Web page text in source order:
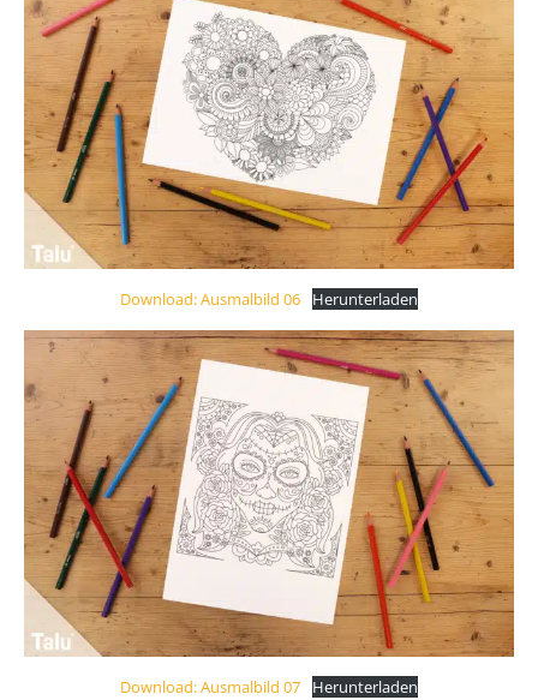
Download: Ausmalbild 06 Herunterladen
Download: Ausmalbild 07 Herunterladen